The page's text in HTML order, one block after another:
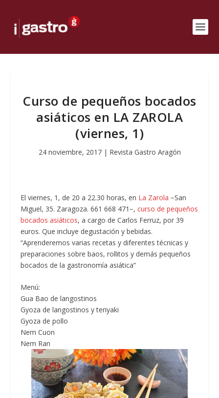
Curso de pequeños bocados
asiáticos en LA ZAROLA
(viernes, 1)
24 noviembre, 2017| Revista Gastro Aragón
El viernes, 1, de 20 a 22.30 horas, en La Zarola −San
Miguel, 35. Zaragoza. 661 668 471−,curso de pequeños
bocados asiáticos, a cargo de Carlos Ferruz, por 39
euros. Que incluye degustación y bebidas.
“Aprenderemos varias recetas y diferentes técnicas y
preparaciones sobre baos, rollitos y demás pequeños
bocados de la gastronomía asiática”
Menú:
Gua Bao de langostinos
Gyoza de langostinos y teriyaki
Gyoza de pollo
Nem Cuon
Nem Ran